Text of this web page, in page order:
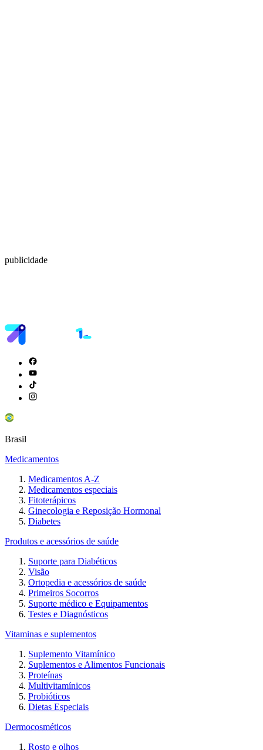
publicidade
Brasil
Medicamentos
Medicamentos A-Z
Medicamentos especiais
Fitoterápicos
Ginecologia e Reposição Hormonal
Diabetes
Produtos e acessórios de saúde
Suporte para Diabéticos
Visão
Ortopedia e acessórios de saúde
Primeiros Socorros
Suporte médico e Equipamentos
Testes e Diagnósticos
Vitaminas e suplementos
Suplemento Vitamínico
Suplementos e Alimentos Funcionais
Proteínas
Multivitamínicos
Probióticos
Dietas Especiais
Dermocosméticos
Rosto e olhos